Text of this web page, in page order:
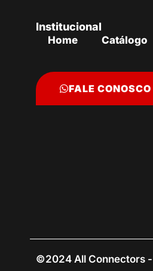
Institucional
Home Catálogo
FALE CONOSCO
©2024 All Connectors